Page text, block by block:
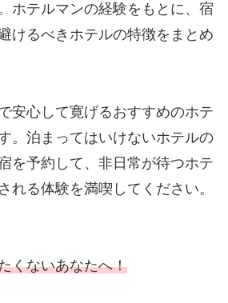
ホテルマンの経験をもとに、宿
けるべきホテルの特徴をまとめ
安心して寛げるおすすめのホテ
。泊まってはいけないホテルの
を予約して、非日常が待つホテ
れる体験を満喫してください。
くないあなたへ！